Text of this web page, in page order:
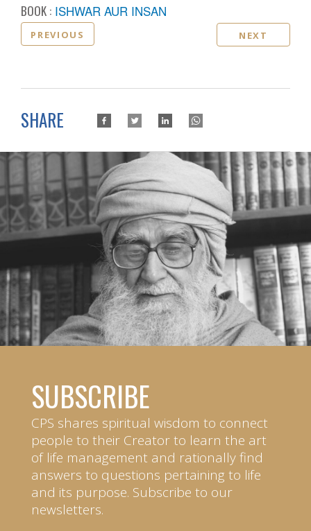
BOOK : ISHWAR AUR INSAN
PREVIOUS NEXT
SHARE
SUBSCRIBE
CPS shares spiritual wisdom to connect
people to their Creator to learn the art
of life management and rationally find
answers to questions pertaining to life
and its purpose. Subscribe to our
newsletters.